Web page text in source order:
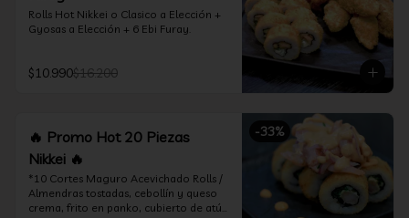
-Kanikama, queso crema, envuelto en
nori (hosomaki)
Rolls Hot Nikkei o Clasico a Elección +
Gyosas a Elección + 6 Ebi Furay.
$10.990$16.200
-33%
🔥 Promo Hot 20 Piezas
Nikkei 🔥
*10 Cortes Maguro Acevichado Rolls /
Almendras tostadas, cebollín y queso
crema, frito en panko, cubierto de atún